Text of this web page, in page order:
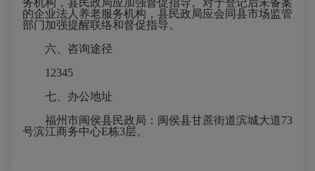
务机构，县民政局应加强督促指导。对于登记后未备案
的企业法人养老服务机构，县民政局应会同县市场监管
部门加强提醒联络和督促指导。
六、咨询途径
12345
七、办公地址
福州市闽侯县民政局：闽侯县甘蔗街道滨城大道73
号滨江商务中心E栋3层。